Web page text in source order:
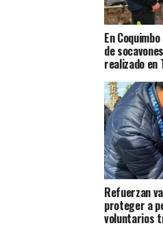
En
de
realizado en
Refuerzan
proteger a
voluntarios